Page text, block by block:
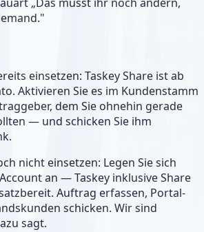
einsetzen: Taskey Share ist ab
Aktivieren Sie es im Kundenstamm
dem Sie ohnehin gerade
— und schicken Sie ihm
nicht einsetzen: Legen Sie sich
an — Taskey inklusive Share
Auftrag erfassen, Portal-
schicken. Wir sind
sagt.